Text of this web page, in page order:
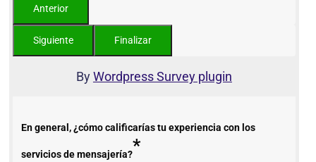
ByWordpress Survey plugin
En general, ¿cómo calificarías tu experiencia con los
servicios de mensajería?*